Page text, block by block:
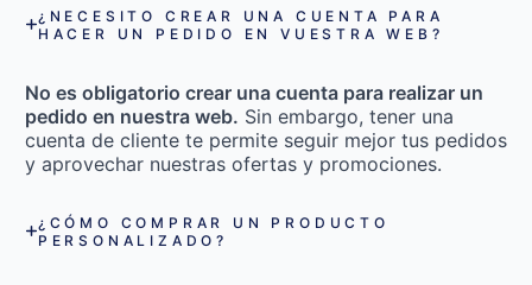
¿NECESITO CREAR UNA CUENTA PARA
HACER UN PEDIDO EN VUESTRA WEB?
No es obligatorio crear una cuenta para realizar un
pedido en nuestra web. Sin embargo, tener una
cuenta de cliente te permite seguir mejor tus pedidos
y aprovechar nuestras ofertas y promociones.
¿CÓMO COMPRAR UN PRODUCTO
PERSONALIZADO?